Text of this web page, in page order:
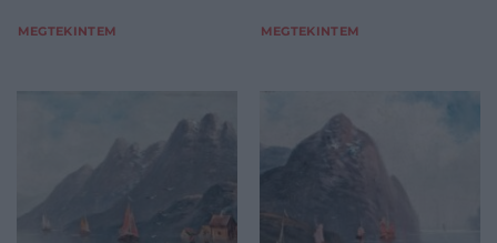
MEGTEKINTEM MEGTEKINTEM